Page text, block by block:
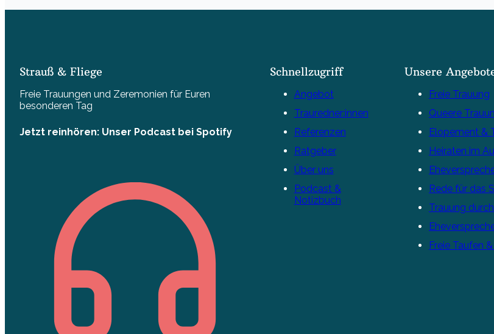
Strauß & Fliege
Freie Trauungen und Zeremonien für Euren
besonderen Tag
Jetzt reinhören: Unser Podcast bei Spotify
Schnellzugriff
Angebot
Trauredner:innen
Referenzen
Ratgeber
Über uns
Podcast &
Notizbuch
Unsere
Freie Trauung
Queere
Elopement &
Heiraten im
Rede für das
Trauung
Freie Taufen